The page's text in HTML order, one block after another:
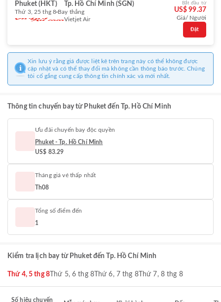
Phuket (HKT) Tp. Hồ Chí Minh (SGN)
Thứ 3, 25 thg 8 Bay thẳng
Vietjet Air
Bắt đầu từ
US$ 99.37
Giá/ Người
Đặt
Xin lưu ý rằng giá được liệt kê trên trang này có thể không được
cập nhật và có thể thay đổi mà không cần thông báo trước. Chúng
tôi cố gắng cung cấp thông tin chính xác và mới nhất.
Thông tin chuyến bay từ Phuket đến Tp. Hồ Chí Minh
Ưu đãi chuyến bay độc quyền
Phuket - Tp. Hồ Chí Minh
US$ 83.29
Tháng giá vé thấp nhất
Th08
Tổng số điểm đến
1
Kiểm tra lịch bay từ Phuket đến Tp. Hồ Chí Minh
Thứ 4, 5 thg 8Thứ 5, 6 thg 8Thứ 6, 7 thg 8Thứ 7, 8 thg 8
Số hiệu chuyến